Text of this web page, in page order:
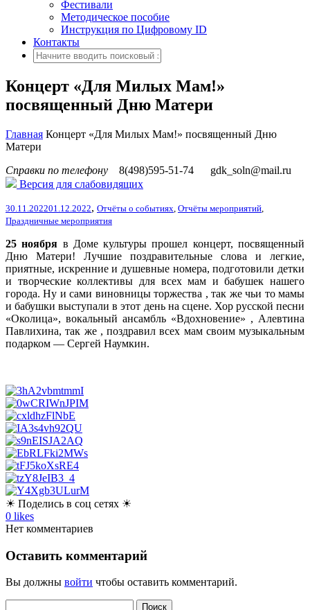
Фестивали
Методическое пособие
Инструкция по Цифровому ID
Контакты
Концерт «Для Милых Мам!»
посвященный Дню Матери
Главная Концерт «Для Милых Мам!» посвященный Дню
Матери
Справки по телефону
8(498)595-51-74
gdk_soln@mail.ru
Версия для слабовидящих
30.11.202201.12.2022, Отчёты о событиях Отчёты мероприятий
Праздничные мероприятия
25 ноября в Доме культуры прошел концерт, посвященный
Дню Матери! Лучшие поздравительные слова и легкие,
приятные, искренние и душевные номера, подготовили детки
и творческие коллективы для всех мам и бабушек нашего
города. Ну и сами виновницы торжества , так же чьи то мамы
и бабушки выступали в этот день на сцене. Хор русской песни
«Околица», вокальный ансамбль «Вдохновение» , Алевтина
Павлихина, так же , поздравил всех мам своим музыкальным
подарком — Сергей Наумкин.
☀ Поделись в соц сетях ☀
0 likes
Нет комментариев
Оставить комментарий
Вы должны войти чтобы оставить комментарий.